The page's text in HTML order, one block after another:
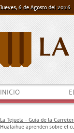
Jueves, 6 de Agosto del 2026
INICIO
La Tejuela - Guía de la
Hualaihué aprenden sobre el